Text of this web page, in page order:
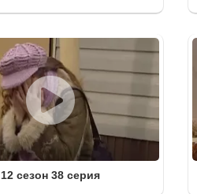
12 сезон 38 серия